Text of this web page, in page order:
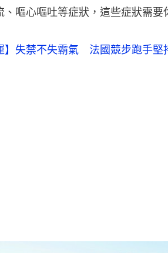
、嘔心嘔吐等症狀，這些症狀需要
】失禁不失霸氣 法國競步跑手堅